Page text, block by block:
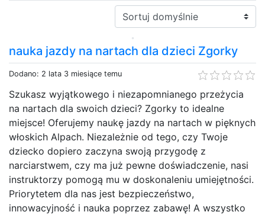
Sortuj:
nauka jazdy na nartach dla dzieci Zgorky
Dodano: 2 lata 3 miesiące temu
Szukasz wyjątkowego i niezapomnianego przeżycia
na nartach dla swoich dzieci? Zgorky to idealne
miejsce! Oferujemy naukę jazdy na nartach w pięknych
włoskich Alpach. Niezależnie od tego, czy Twoje
dziecko dopiero zaczyna swoją przygodę z
narciarstwem, czy ma już pewne doświadczenie, nasi
instruktorzy pomogą mu w doskonaleniu umiejętności.
Priorytetem dla nas jest bezpieczeństwo,
innowacyjność i nauka poprzez zabawę! A wszystko